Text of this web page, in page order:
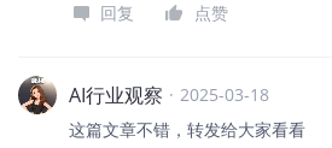
回复
点赞
AI行业观察 · 2025-03-18
这篇文章不错，转发给大家看看